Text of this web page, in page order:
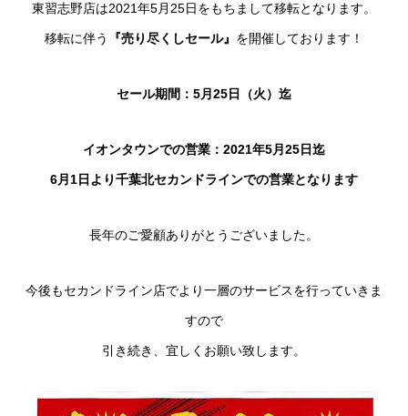
東習志野店は2021年5月25日をもちまして移転となります。
移転に伴う 『売り尽くしセール』 を開催しております！
セール期間：5月25日（火）迄
イオンタウンでの営業：2021年5月25日迄
6月1日より千葉北セカンドラインでの営業となります
長年のご愛顧ありがとうございました。
今後もセカンドライン店でより一層のサービスを行っていきま
すので
引き続き、宜しくお願い致します。